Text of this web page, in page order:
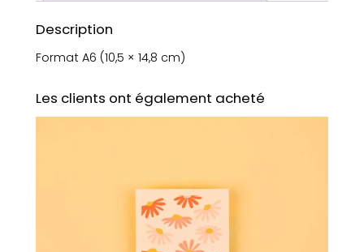
Description
Format A6 (10,5 × 14,8 cm)
Les clients ont également acheté